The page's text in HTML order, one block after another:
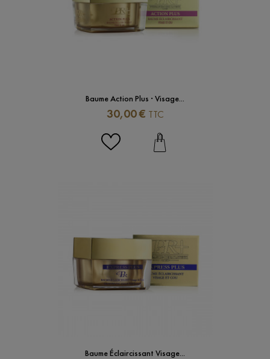
Baume Action Plus · Visage...
Prix
30,00 € TTC
Baume Éclaircissant Visage...